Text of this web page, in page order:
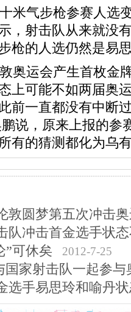
米气步枪参赛人选
，射击队从来就没
枪的人选仍然是易
奥运会产生首枚金
上可能不如两届奥
前一直都没有中断
说，原来上报的参
有的猜测都化为乌
敦圆梦第五次冲击
队冲击首金选手状
”可休矣
2012-7-25
国家射击队一起参与
选手易思玲和喻丹